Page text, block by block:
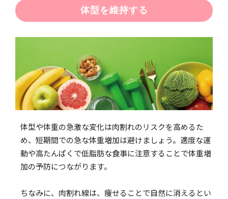
体型を維持する
体型や体重の急激な変化は肉割れのリスクを高めるた
め、短期間での急な体重増加は避けましょう。適度な運
動や高たんぱくで低脂肪な食事に注意することで体重増
加の予防につながります。
ちなみに、肉割れ線は、痩せることで自然に消えるとい